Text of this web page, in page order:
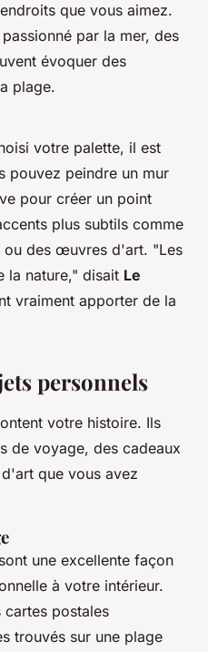
que vous aimez.
par la mer, des
évoquer des
plage.
votre palette, il est
pouvez peindre un mur
pour créer un point
plus subtils comme
ou des œuvres d'art. "Les
la nature," disait Le
vraiment apporter de la
personnels
votre histoire. Ils
de voyage, des cadeaux
que vous avez
une excellente façon
à votre intérieur.
postales
trouvés sur une plage